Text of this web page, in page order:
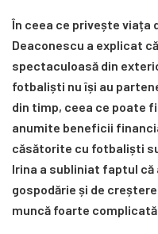
În ceea ce privește viața
Deaconescu a explicat
spectaculoasă din
fotbaliști nu își au
din timp, ceea ce poate
anumite beneficii
căsătorite cu fotbaliști
Irina a subliniat faptul că
gospodărie și de
muncă foarte